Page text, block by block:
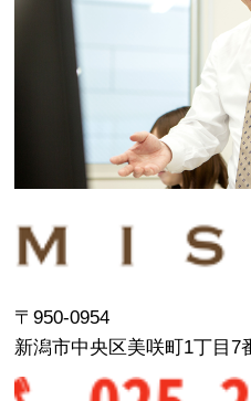
〒950-0954
新潟市中央区美咲町1丁目7